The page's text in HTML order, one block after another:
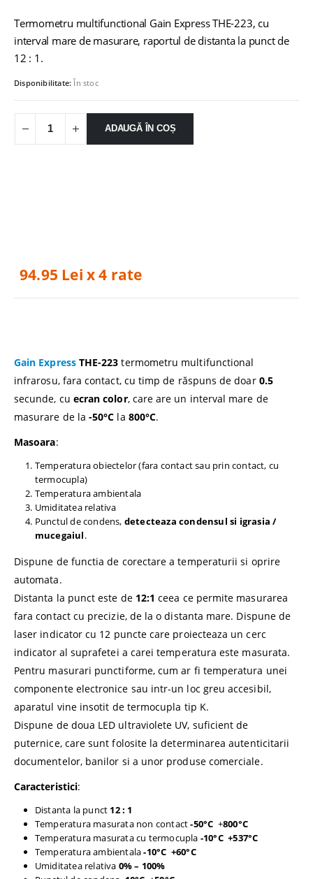
Termometru multifunctional Gain Express THE-223, cu
interval mare de masurare, raportul de distanta la punct de
12 : 1.
Disponibilitate:În stoc
ADAUGĂ ÎN COȘ
94.95 Lei x 4 rate
Gain ExpressTHE-223 termometru multifunctional
infrarosu, fara contact, cu timp de răspuns de doar 0.5
secunde, cu ecran color, care are un interval mare de
masurare de la-50°C la 800°C.
Masoara:
Temperatura obiectelor (fara contact sau prin contact, cu
termocupla)
Temperatura ambientala
Umiditatea relativa
Punctul de condens, detecteaza condensul si igrasia /
mucegaiul.
Dispune de functia de corectare a temperaturii si oprire
automata.
Distanta la punct este de 12:1 ceea ce permite masurarea
fara contact cu precizie, de la o distanta mare. Dispune de
laser indicator cu 12 puncte care proiecteaza un cerc
indicator al suprafetei a carei temperatura este masurata.
Pentru masurari punctiforme, cum ar fi temperatura unei
componente electronice sau intr-un loc greu accesibil,
aparatul vine insotit de termocupla tip K.
Dispune de doua LED ultraviolete UV, suficient de
puternice, care sunt folosite la determinarea autenticitarii
documentelor, banilor si a unor produse comerciale.
Caracteristici:
Distanta la punct 12 : 1
Temperatura masurata non contact-50°C +800°C
Temperatura masurata cu termocupla -10°C +537°C
Temperatura ambientala-10°C +60°C
Umiditatea relativa 0% – 100%